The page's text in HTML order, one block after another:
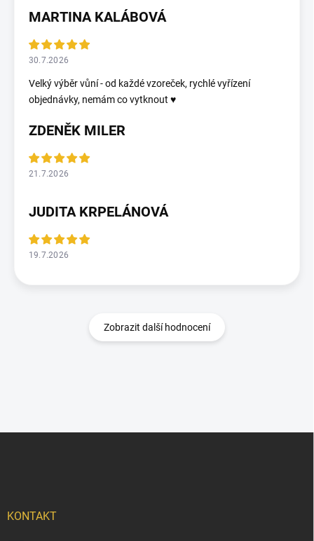
MARTINA KALÁBOVÁ
30.7.2026
Velký výběr vůní - od každé vzoreček, rychlé vyřízení
objednávky, nemám co vytknout ♥️
ZDENĚK MILER
21.7.2026
JUDITA KRPELÁNOVÁ
19.7.2026
Zobrazit další hodnocení
KONTAKT